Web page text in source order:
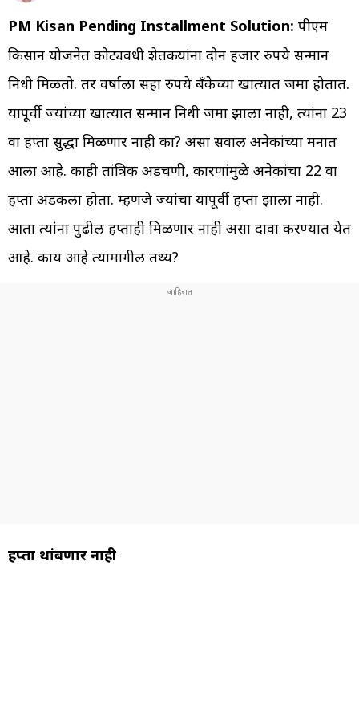
PM Kisan Pending Installment Solution: पीएम
किसान योजनेत कोट्यवधी शेतकऱ्यांना दोन हजार रुपये सन्मान
निधी मिळतो. तर वर्षाला सहा रुपये बँकेच्या खात्यात जमा होतात.
यापूर्वी ज्यांच्या खात्यात सन्मान निधी जमा झाला नाही, त्यांना 23
वा हप्ता सुद्धा मिळणार नाही का? असा सवाल अनेकांच्या मनात
आला आहे. काही तांत्रिक अडचणी, कारणांमुळे अनेकांचा 22 वा
हप्ता अडकला होता. म्हणजे ज्यांचा यापूर्वी हप्ता झाला नाही.
आता त्यांना पुढील हप्ताही मिळणार नाही असा दावा करण्यात येत
आहे. काय आहे त्यामागील तथ्य?
हप्ता थांबणार नाही